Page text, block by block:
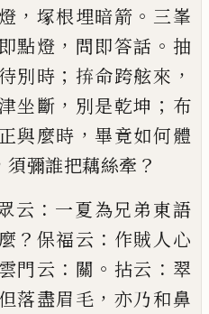
， 塚根埋暗箭 。 三峯
點燈 ， 問即答話 。 抽
別時 ； 𢬵命跨舷來 ，
坐斷 ， 別是乾坤 ； 布
正與麼時 ， 畢竟如何體
須彌誰把藕絲牽 ？
云 ： 一夏為兄弟東語
？ 保福云 ： 作賊人心
雲門云 ： 關 。 拈云 ： 翠
落盡眉毛 ， 亦乃和鼻